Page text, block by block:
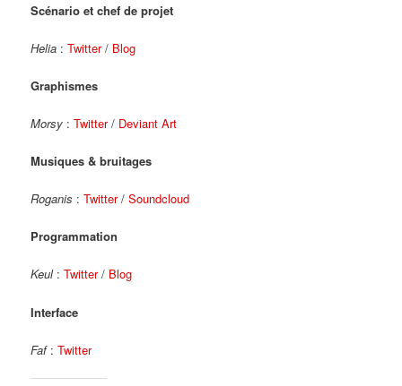
Scénario et chef de projet
Helia :Twitter/ Blog
Graphismes
Morsy :Twitter/ Deviant Art
Musiques & bruitages
Roganis :Twitter/Soundcloud
Programmation
Keul:Twitter/ Blog
Interface
Faf:Twitter